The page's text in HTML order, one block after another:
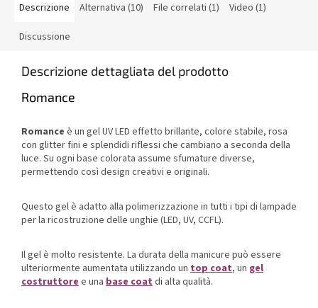
Descrizione Alternativa (10) File correlati (1) Video (1)
Discussione
Descrizione dettagliata del prodotto
Romance
Romance è un gel UV LED effetto brillante, colore stabile, rosa
con glitter fini e splendidi riflessi che cambiano a seconda della
luce. Su ogni base colorata assume sfumature diverse,
permettendo così design creativi e originali.
Questo gel è adatto alla polimerizzazione in tutti i tipi di lampade
per la ricostruzione delle unghie (LED, UV, CCFL).
Il gel è molto resistente. La durata della manicure può essere
ulteriormente aumentata utilizzando un top coat, un gel
costruttoree una base coatdi alta qualità.